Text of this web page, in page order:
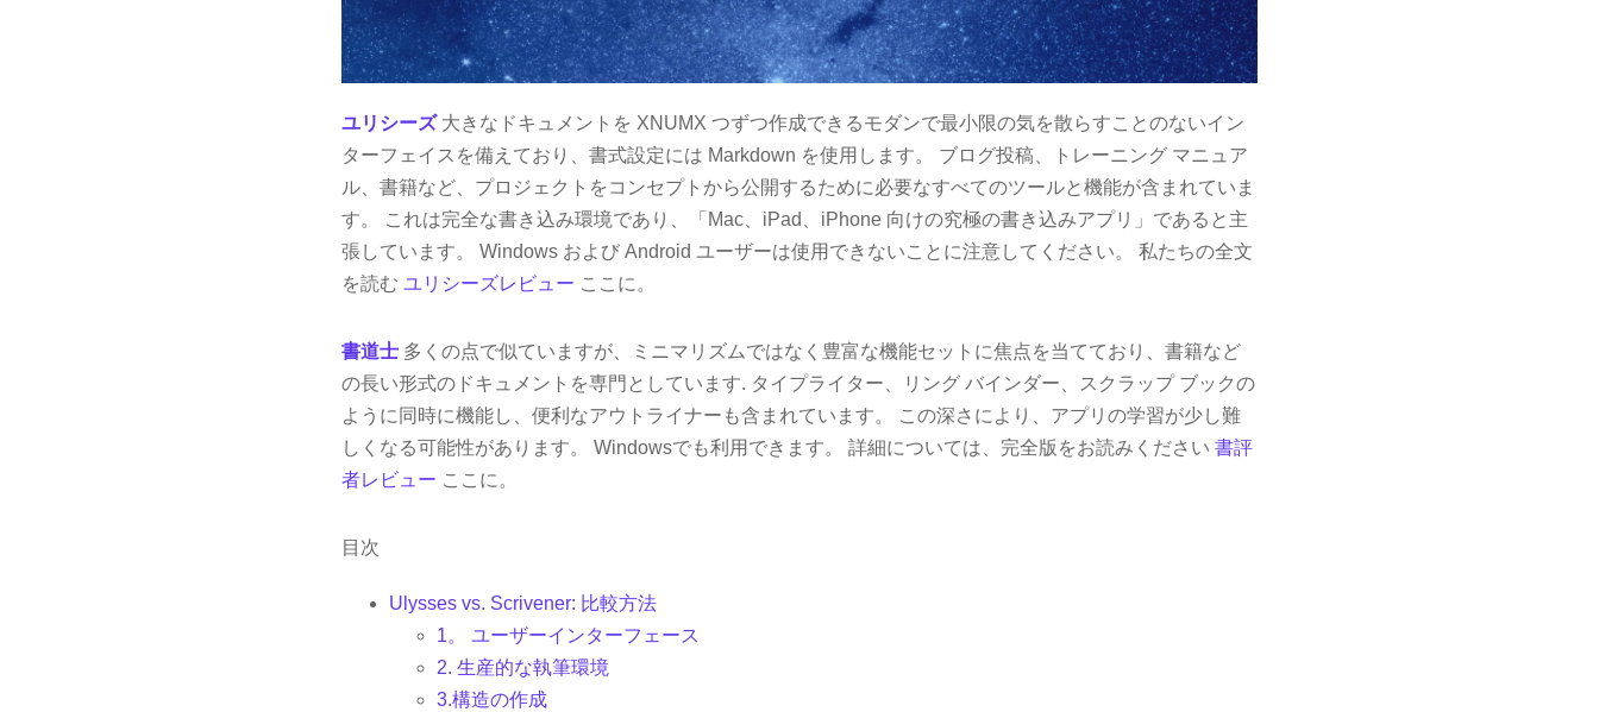
ユリシーズ大きなドキュメントを XNUMX つずつ作成できるモダンで最小限の気を散らすことのないイン
ターフェイスを備えており、書式設定には Markdown を使用します。 ブログ投稿、トレーニング マニュア
ル、書籍など、プロジェクトをコンセプトから公開するために必要なすべてのツールと機能が含まれていま
す。 これは完全な書き込み環境であり、「Mac、iPad、iPhone 向けの究極の書き込みアプリ」であると主
張しています。 Windows および Android ユーザーは使用できないことに注意してください。 私たちの全文
を読む ユリシーズレビュー ここに。
書道士 多くの点で似ていますが、ミニマリズムではなく豊富な機能セットに焦点を当てており、書籍など
の長い形式のドキュメントを専門としています. タイプライター、リング バインダー、スクラップ ブックの
ように同時に機能し、便利なアウトライナーも含まれています。 この深さにより、アプリの学習が少し難
しくなる可能性があります。 Windowsでも利用できます。 詳細については、完全版をお読みください 書評
者レビュー ここに。
目次
Ulysses vs. Scrivener: 比較方法
1。 ユーザーインターフェース
2. 生産的な執筆環境
3.構造の作成